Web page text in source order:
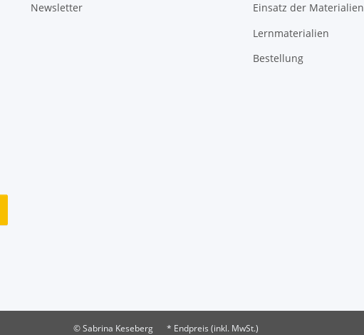
Newsletter
Einsatz der Materialien
Lernmaterialien
Bestellung
© Sabrina Keseberg * Endpreis (inkl. MwSt.)